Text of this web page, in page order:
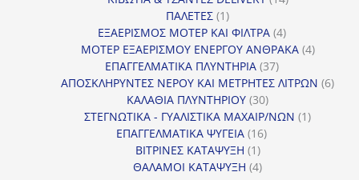
ΠΑΛΕΤΕΣ 11
προϊόν
ΕΞΑΕΡΙΣΜΟΣ ΜΟΤΕΡ ΚΑΙ ΦΙΛΤΡΑ 44
προϊόντα
ΜΟΤΕΡ ΕΞΑΕΡΙΣΜΟΥ ΕΝΕΡΓΟΥ ΑΝΘΡΑΚΑ 44
ΕΠΑΓΓΕΛΜΑΤΙΚΑ ΠΛΥΝΤΗΡΙΑ 3737
προϊόντα
ΑΠΟΣΚΛΗΡΥΝΤΕΣ ΝΕΡΟΥ ΚΑΙ ΜΕΤΡΗΤΕΣ ΛΙΤΡΩΝ 66
ΚΑΛΑΘΙΑ ΠΛΥΝΤΗΡΙΟΥ 3030
προϊόντα
ΣΤΕΓΝΩΤΙΚΑ - ΓΥΑΛΙΣΤΙΚΑ ΜΑΧΑΙΡ/ΝΩΝ 11
ΕΠΑΓΓΕΛΜΑΤΙΚΑ ΨΥΓΕΙΑ 1616
ΒΙΤΡΙΝΕΣ ΚΑΤΑΨΥΞΗ 11
προϊόν
ΘΑΛΑΜΟΙ ΚΑΤΑΨΥΞΗ 44